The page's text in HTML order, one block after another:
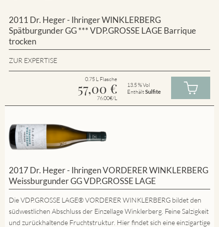
2011 Dr. Heger - Ihringer WINKLERBERG
Spätburgunder GG *** VDP.GROSSE LAGE Barrique
trocken
ZUR EXPERTISE
0.75 L Flasche
57,00 €
76.00€/L
13.5 % Vol
EnthältSulfite
2017 Dr. Heger - Ihringen VORDERER WINKLERBERG
Weissburgunder GG VDP.GROSSE LAGE
Die VDP.GROSSE LAGE® VORDERER WINKLERBERG bildet den
südwestlichen Abschluss der Einzellage Winklerberg. Feine Salzigkeit
und zurückhaltende Fruchtstruktur. Hier findet sich eine einzigartige